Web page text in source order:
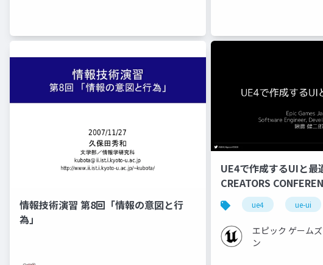
情報技術演習 第8回「情報の意図と行
為」
UE4で作成するUIと最
CREATORS
ue4 ue-ui
エピック ゲーム
ン